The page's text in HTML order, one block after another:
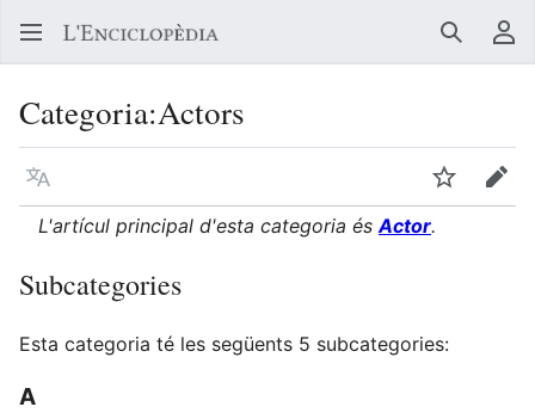
Buscar
Categoria:Actors
Llegir en un atre idioma Vigilar
L'artícul principal d'esta categoria ésActor.
Subcategories
Esta categoria té les següents 5 subcategories:
A